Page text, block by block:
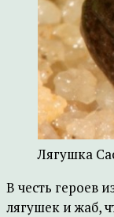
Лягушка
В честь героев
лягушек и жаб,